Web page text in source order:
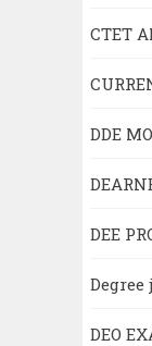
CTET
DDE
DEE
Degree
DEO